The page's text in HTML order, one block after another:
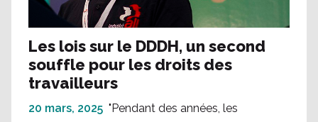
Les lois sur le DDDH, un second
souffle pour les droits des
travailleurs
20 mars, 2025 "Pendant des années, les